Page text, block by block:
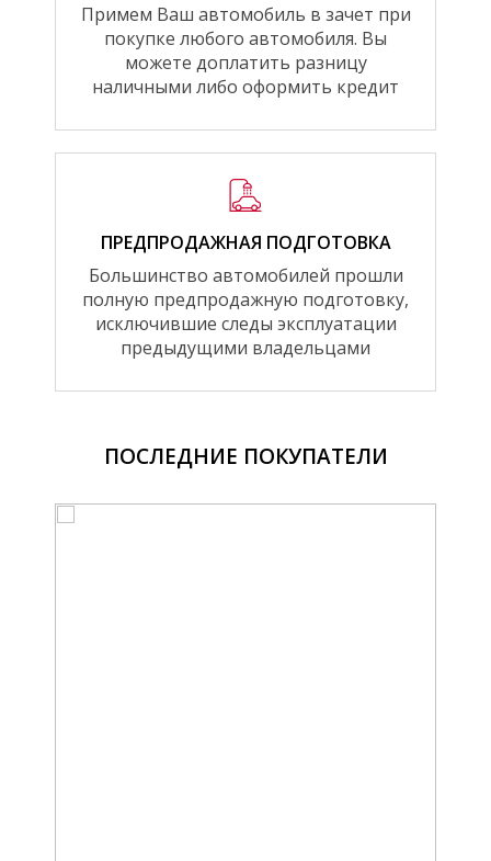
Примем Ваш автомобиль в зачет при
покупке любого автомобиля. Вы
можете доплатить разницу
наличными либо оформить кредит
ПРЕДПРОДАЖНАЯ ПОДГОТОВКА
Большинство автомобилей прошли
полную предпродажную подготовку,
исключившие следы эксплуатации
предыдущими владельцами
ПОСЛЕДНИЕ ПОКУПАТЕЛИ